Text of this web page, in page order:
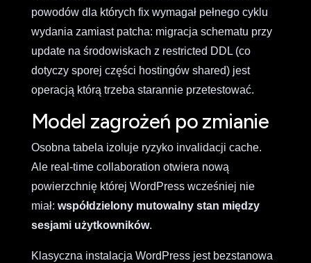
powodów dla których fix wymagał pełnego cyklu
wydania zamiast patcha: migracja schematu przy
update na środowiskach z restricted DDL (co
dotyczy sporej części hostingów shared) jest
operacją którą trzeba starannie przetestować.
Model zagrożeń po zmianie
Osobna tabela izoluje ryzyko invalidacji cache.
Ale real-time collaboration otwiera nową
powierzchnię której WordPress wcześniej nie
miał: współdzielony mutowalny stan między
sesjami użytkowników.
Klasyczna instalacja WordPress jest bezstanowa